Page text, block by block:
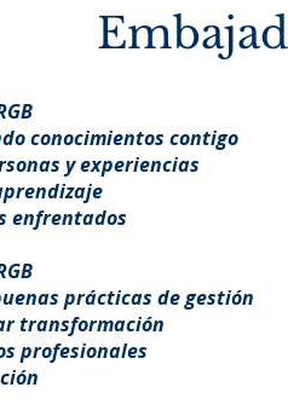
conocimientos contigo
y experiencias
enfrentados
prácticas de gestión
transformación
profesionales